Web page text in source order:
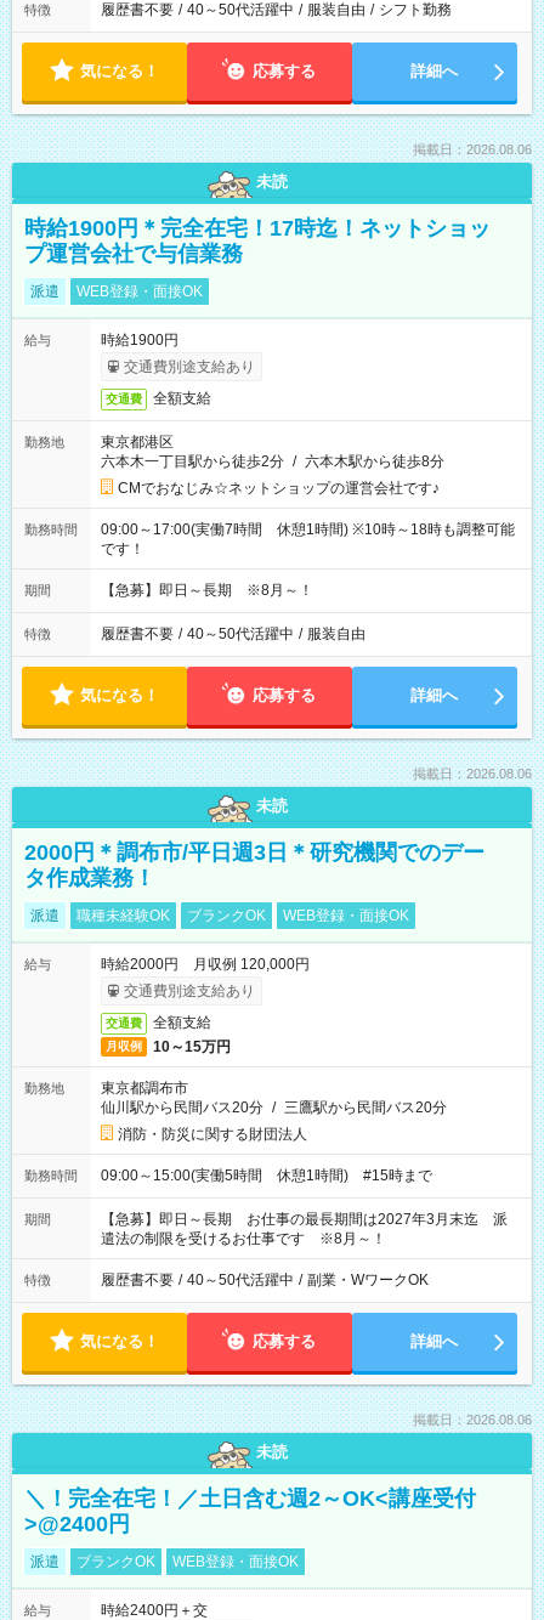
特徴 履歴書不要 / 40～50代活躍中 / 服装自由 / シフト勤務
気になる！ 応募する 詳細へ
掲載日：2026.08.06
未読
時給1900円＊完全在宅！17時迄！ネットショッ
プ運営会社で与信業務
派遣 WEB登録・面接OK
給与
時給1900円
交通費別途支給あり
交通費 全額支給
勤務地
東京都港区
六本木一丁目駅から徒歩2分 / 六本木駅から徒歩8分
CMでおなじみ☆ネットショップの運営会社です♪
勤務時間
09:00～17:00(実働7時間 休憩1時間) ※10時～18時も調整可能
です！
期間 【急募】即日～長期 ※8月～！
特徴 履歴書不要 / 40～50代活躍中 / 服装自由
気になる！ 応募する 詳細へ
掲載日：2026.08.06
未読
2000円＊調布市/平日週3日＊研究機関でのデー
タ作成業務！
派遣 職種未経験OK ブランクOK WEB登録・面接OK
給与
時給2000円 月収例 120,000円
交通費別途支給あり
交通費 全額支給
月収例 10～15万円
勤務地
東京都調布市
仙川駅から民間バス20分 / 三鷹駅から民間バス20分
消防・防災に関する財団法人
勤務時間 09:00～15:00(実働5時間 休憩1時間) #15時まで
期間
【急募】即日～長期 お仕事の最長期間は2027年3月末迄 派
遣法の制限を受けるお仕事です ※8月～！
特徴 履歴書不要 / 40～50代活躍中 / 副業・WワークOK
気になる！ 応募する 詳細へ
掲載日：2026.08.06
未読
＼！完全在宅！／土日含む週2～OK<講座受付
>@2400円
派遣 ブランクOK WEB登録・面接OK
給与
時給2400円＋交